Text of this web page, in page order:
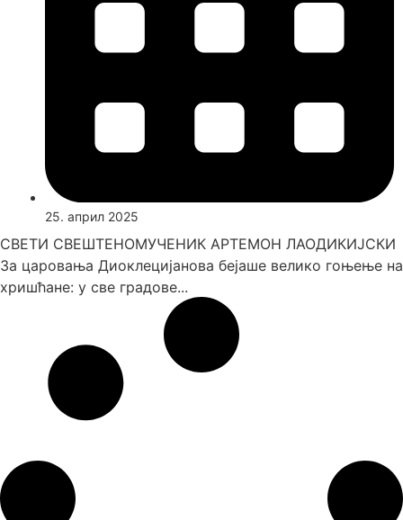
25. април 2025
СВЕТИ СВЕШТЕНОМУЧЕНИК АРТЕМОН ЛАОДИКИЈСКИ
За царовања Диоклецијанова бејаше велико гоњење на
хришћане: у све градове...